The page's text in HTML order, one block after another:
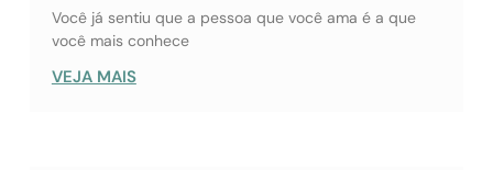
Você já sentiu que a pessoa que você ama é a que
você mais conhece
VEJA MAIS